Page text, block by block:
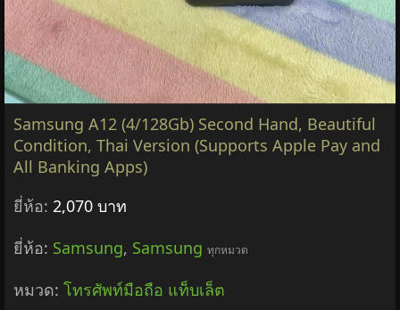
Samsung A12 (4/128Gb) Second Hand, Beautiful
Condition, Thai Version (Supports Apple Pay and
All Banking Apps)
ยี่ห้อ: 2,070 บาท
ยี่ห้อ: Samsung, Samsung ทุกหมวด
หมวด: โทรศัพท์มือถือ แท็บเล็ต